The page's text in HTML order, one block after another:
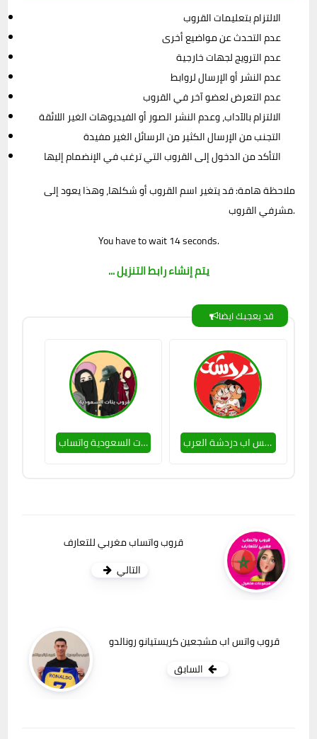
الالتزام بتعليمات القروب
عدم التحدث عن مواضيع أخرى
عدم الترويج لجهات خارجية
عدم النشر أو الإرسال لروابط
عدم التعرض لعضو آخر في القروب
الالتزام بالآداب، وعدم النشر الصور أو الفيديوهات الغير اللائقة
التجنب من الإرسال الكثير من الرسائل الغير مفيدة
التأكد من الدخول إلى القروب التي ترغب في الإنضمام إليها
ملاحظة هامة: قد يتغير اسم القروب أو شكلها، وهذا يعود إلى
مشرفي القروب.
You have to wait 13 seconds.
... يتم إنشاء رابط التنزيل
قد يعجبك ايضا
قروب بنات السعودية واتساب جروب واتس اب دردشة العرب
قروب واتساب مغربي للتعارف
التالي
قروب واتس اب مشجعين كريستيانو رونالدو
السابق